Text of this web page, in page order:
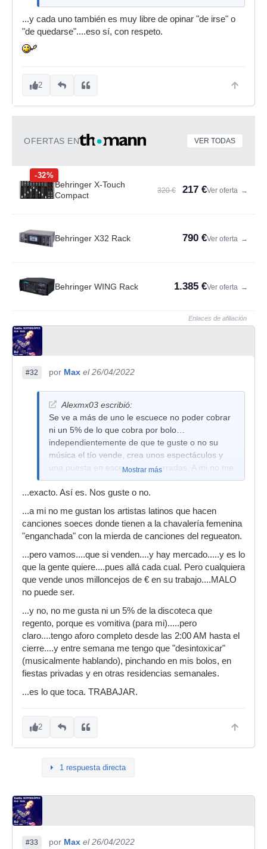
...y cada uno también es muy libre de opinar "de irse" o
"de quedarse"....eso sí, con respeto.
2
OFERTAS EN VER TODAS
-32%
Behringer X-Touch
Compact
320 € 217 €Ver oferta →
Behringer X32 Rack 790 €Ver oferta →
Behringer WING Rack 1.385 €Ver oferta →
Enlaces de afiliación
#32 por Max el 26/04/2022
Alexmx03 escribió:
Se ve a más de uno le escuece no poder cobrar
ni un 5% de lo que cobra por bolo…
independientemente de que te guste o no su
música el tío vende, crea unos espectáculos y
una puesta en escena muy curradas. A mi no me
gusta su música, y tampoco el flamenco o la
música latina, pero eso no implica descalificar en
el tío cobra lo que cobra es porque genera más
Mostrar más
...exacto. Así es. Nos guste o no.
...a mi no me gustan los artistas latinos que hacen
canciones soeces donde tienen a la chavalería femenina
"enganchada" con la mierda de canciones del regueaton.
...pero vamos....que si venden....y hay mercado.....y es lo
que la gente quiere....pues allá cada cual. Pero cualquiera
que vende unos milloncejos de € en su trabajo....MALO
no puede ser.
...y no, no me gusta ni un 5% de la discoteca que
regento, porque es vomitiva (para mi).....pero
claro....tengo aforo completo desde las 2:00 AM hasta el
cierre....y entre semana me tengo que "desintoxicar"
(musicalmente hablando), pinchando en mis bolos, en
fiestas privadas y en otras residencias semanales.
...es lo que toca. TRABAJAR.
2
1 respuesta directa
#33 por Max el 26/04/2022